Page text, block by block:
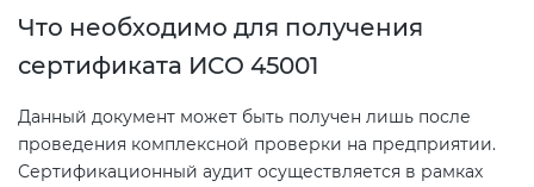
Что необходимо для получения
сертификата ИСО 45001
Данный документ может быть получен лишь после
проведения комплексной проверки на предприятии.
Сертификационный аудит осуществляется в рамках